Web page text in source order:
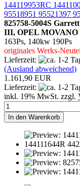
144119953RC
95518951 95521397
825758-5004S
III, OPEL MOVANO
163Ps, 140kw 190Ps
originales Werks-
Lieferzeit:
(Ausland abweichend)
1.161,90 EUR
Lieferzeit:
inkl. 19% MwSt. zzgl.
In den Warenkorb